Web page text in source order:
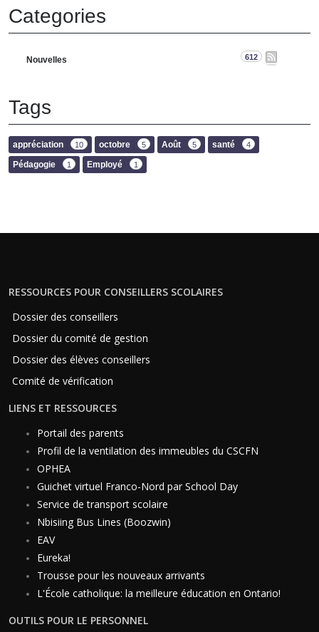
Categories
Nouvelles 612
Tags
appréciation 10 octobre 5 Août 5 santé 4
Pédagogie 1 Employé 1
RESSOURCES POUR CONSEILLERS SCOLAIRES
Dossier des conseillers
Dossier du comité de gestion
Dossier des élèves conseillers
Comité de vérification
LIENS ET RESSOURCES
Portail des parents
Profil de la ventilation des immeubles du CSCFN
OPHEA
Guichet virtuel Franco-Nord par School Day
Service de transport scolaire
Nbisiing Bus Lines (Boozwin)
EAV
Eureka!
Trousse pour les nouveaux arrivants
L'École catholique: la meilleure éducation en Ontario!
OUTILS POUR LE PERSONNEL